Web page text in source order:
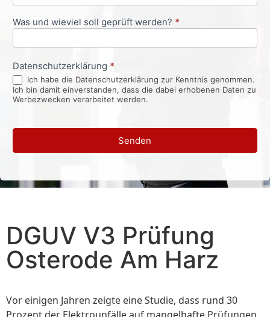
Was und wieviel soll geprüft werden? *
Datenschutzerklärung *
Ich habe die Datenschutzerklärung zur Kenntnis genommen.
Ich bin damit einverstanden, dass die dabei erhobenen Daten zu
Werbezwecken verarbeitet werden.
Senden
DGUV V3 Prüfung
Osterode Am Harz
Vor einigen Jahren zeigte eine Studie, dass rund 30